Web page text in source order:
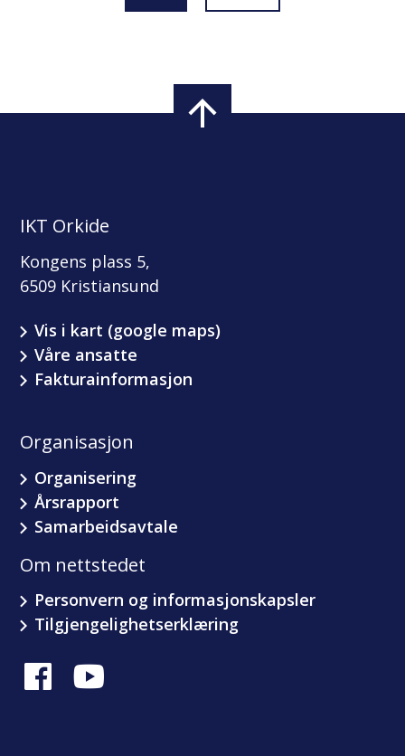
IKT Orkide
Kongens plass 5,
6509 Kristiansund
Vis i kart (google maps)
Våre ansatte
Fakturainformasjon
Organisasjon
Organisering
Årsrapport
Samarbeidsavtale
Om nettstedet
Personvern og informasjonskapsler
Tilgjengelighetserklæring